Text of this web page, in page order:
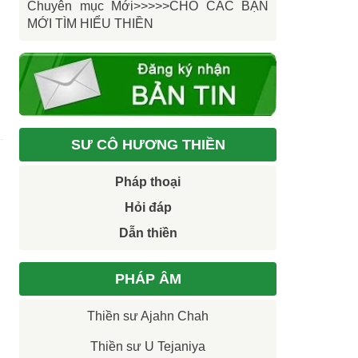
Chuyên mục Mới>>>>>CHO CÁC BẠN
MỚI TÌM HIỂU THIỀN
SƯ CÔ HƯƠNG THIỀN
Pháp thoại
Hỏi đáp
Dẫn thiền
PHÁP ÂM
Thiền sư Ajahn Chah
Thiền sư U Tejaniya